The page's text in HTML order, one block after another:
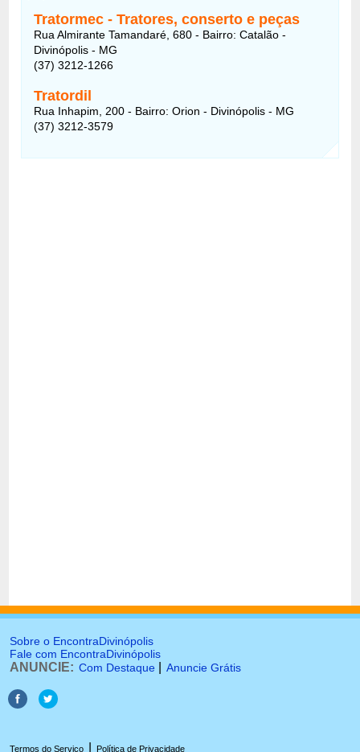
Tratormec - Tratores, conserto e peças
Rua Almirante Tamandaré, 680 - Bairro: Catalão -
Divinópolis - MG
(37) 3212-1266
Tratordil
Rua Inhapim, 200 - Bairro: Orion - Divinópolis - MG
(37) 3212-3579
Sobre o EncontraDivinópolis
Fale com EncontraDivinópolis
ANUNCIE: Com Destaque Anuncie Grátis
Termos do Serviço Política de Privacidade